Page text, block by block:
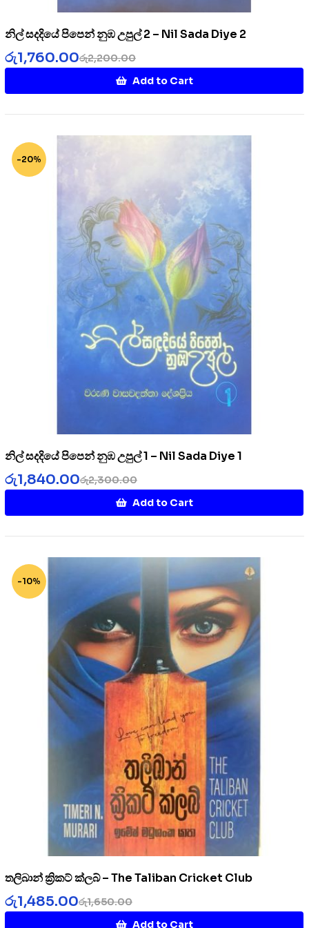
නිල් සදදියේ පිපෙන් නුඹ උපුල් 2 – Nil Sada Diye 2
රු2,200.00
රු1,760.00
Add to Cart
-20%
නිල් සදදියේ පිපෙන් නුඹ උපුල් 1 – Nil Sada Diye 1
රු2,300.00
රු1,840.00
Add to Cart
-10%
තලිබාන් ක්‍රිකට් ක්ලබ් – The Taliban Cricket Club
රු1,650.00
රු1,485.00
Add to Cart